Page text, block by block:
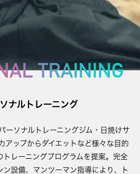
ナルトレーニング
ーソナルトレーニングジム・日焼けサ
アップからダイエットなど様々な目的
レーニングプログラムを提案。 完全
ン設備、マンツーマン指導により、ト